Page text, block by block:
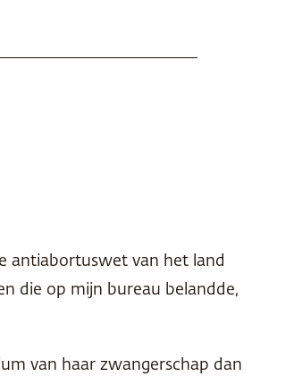
antiabortuswet van het land
die op mijn bureau belandde,
van haar zwangerschap dan